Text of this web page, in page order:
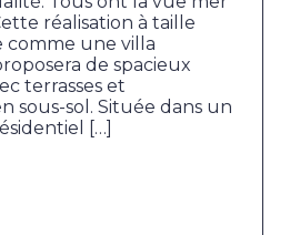
réalisation à taille
comme une villa
de spacieux
terrasses et
sous-sol. Située dans un
[…]